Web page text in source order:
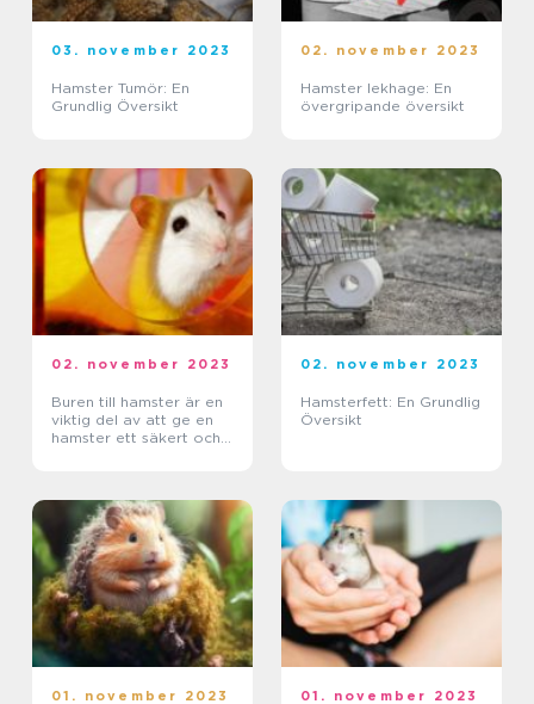
03. november 2023
Hamster Tumör: En
Grundlig Översikt
02. november 2023
Hamster lekhage: En
övergripande översikt
02. november 2023
Buren till hamster är en
viktig del av att ge en
hamster ett säkert och
02. november 2023
Hamsterfett: En Grundlig
Översikt
01. november 2023 01. november 2023